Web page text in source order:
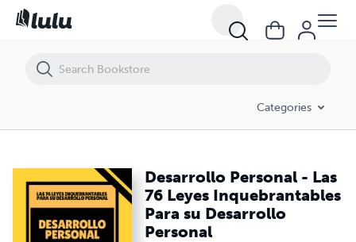
Categories
Desarrollo Personal - Las
76 Leyes Inquebrantables
Para su Desarrollo
Personal
Desarrollo Personal - Las 76 Leyes Inquebrantables Para su